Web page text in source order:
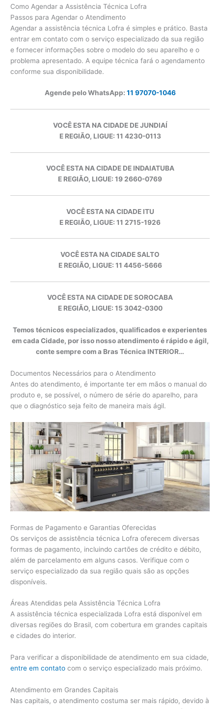
Como Agendar a Assistência Técnica Lofra
Passos para Agendar o Atendimento
Agendar a assistência técnica Lofra é simples e prático. Basta
entrar em contato com o serviço especializado da sua região
e fornecer informações sobre o modelo do seu aparelho e o
problema apresentado. A equipe técnica fará o agendamento
conforme sua disponibilidade.
Agende pelo WhatsApp: 11 97070-1046
VOCÊ ESTA NA CIDADE DE JUNDIAÍ
E REGIÃO, LIGUE: 11 4230-0113
VOCÊ ESTA NA CIDADE DE INDAIATUBA
E REGIÃO, LIGUE: 19 2660-0769
VOCÊ ESTA NA CIDADE ITU
E REGIÃO, LIGUE: 11 2715-1926
VOCÊ ESTA NA CIDADE SALTO
E REGIÃO, LIGUE: 11 4456-5666
VOCÊ ESTA NA CIDADE DE SOROCABA
E REGIÃO, LIGUE: 15 3042-0300
Temos técnicos especializados, qualificados e experientes
em cada Cidade, por isso nosso atendimento é rápido e ágil,
conte sempre com a Bras Técnica INTERIOR…
Documentos Necessários para o Atendimento
Antes do atendimento, é importante ter em mãos o manual do
produto e, se possível, o número de série do aparelho, para
que o diagnóstico seja feito de maneira mais ágil.
Formas de Pagamento e Garantias Oferecidas
Os serviços de assistência técnica Lofra oferecem diversas
formas de pagamento, incluindo cartões de crédito e débito,
além de parcelamento em alguns casos. Verifique com o
serviço especializado da sua região quais são as opções
disponíveis.
Áreas Atendidas pela Assistência Técnica Lofra
A assistência técnica especializada Lofra está disponível em
diversas regiões do Brasil, com cobertura em grandes capitais
e cidades do interior.
Para verificar a disponibilidade de atendimento em sua cidade,
entre em contato com o serviço especializado mais próximo.
Atendimento em Grandes Capitais
Nas capitais, o atendimento costuma ser mais rápido, devido à